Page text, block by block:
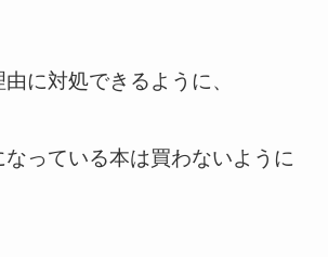
に対処できるように、
っている本は買わないように